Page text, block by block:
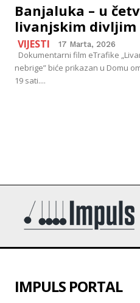
Banjaluka – u
livanjskim divljim
VIJESTI 17 Marta, 2026
Dokumentarni film eTrafike
nebrige” biće prikazan u Domu
19 sati....
IMPULS PORTAL